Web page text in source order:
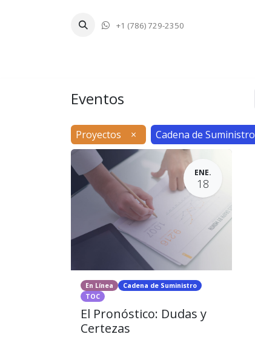
+1 (786) 729-2350
Eventos
Proyectos × Cadena de Suministro
ENE.
18
En Línea
Cadena de Suministro
TOC
El Pronóstico: Dudas y
Certezas